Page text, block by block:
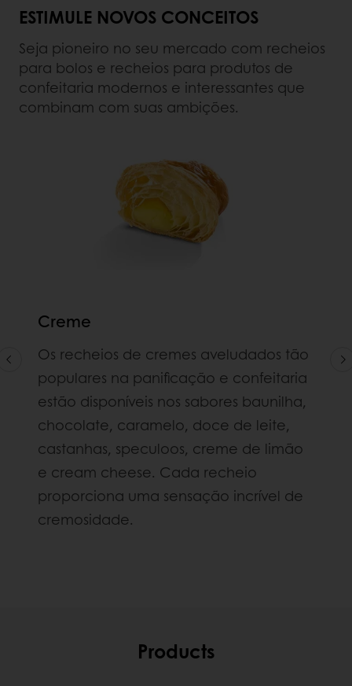
ESTIMULE NOVOS CONCEITOS
Seja pioneiro no seu mercado com recheios
para bolos e recheios para produtos de
confeitaria modernos e interessantes que
combinam com suas ambições.
Creme
Os recheios de cremes aveludados tão
populares na panificação e confeitaria
estão disponíveis nos sabores baunilha,
chocolate, caramelo, doce de leite,
castanhas, speculoos, creme de limão
e cream cheese. Cada recheio
proporciona uma sensação incrível de
cremosidade.
Products